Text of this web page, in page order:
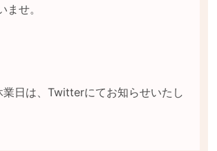
ませ。
業日は、Twitterにてお知らせいたし